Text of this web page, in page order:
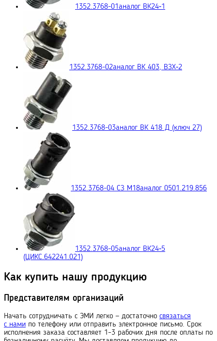
1352.3768-01аналог ВК24‑1
1352.3768-02аналог ВК 403, ВЗХ‑2
1352.3768-03аналог ВК 418 Д (ключ 27)
1352.3768-04 СЗ М18аналог 0501.219.856
1352.3768-05аналог ВК24‑5
(ЦИКС.642241.021)
Как купить нашу продукцию
Представителям организаций
Начать сотрудничать с ЭМИ легко — достаточно связаться
с нами по телефону или отправить электронное письмо. Срок
исполнения заказа составляет 1–3 рабочих дня после оплаты по